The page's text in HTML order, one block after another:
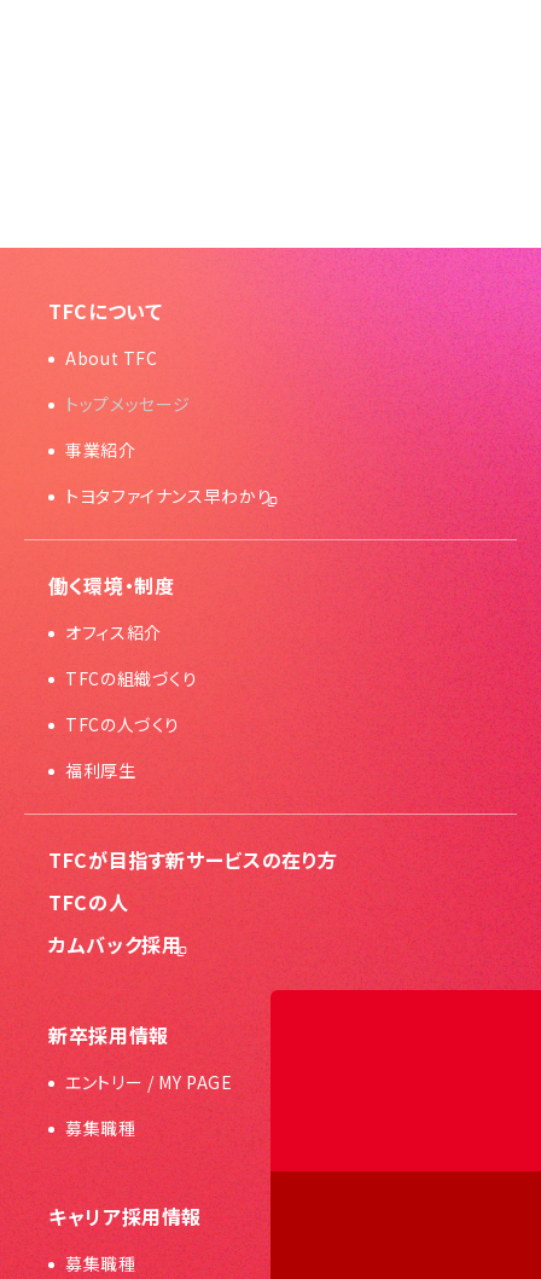
TFCについて
About TFC
トップメッセージ
事業紹介
トヨタファイナンス早わかり
働く環境・制度
オフィス紹介
TFCの組織づくり
TFCの人づくり
福利厚生
TFCが目指す新サービスの在り方
TFCの人
カムバック採用
新卒採用情報
エントリー / MY PAGE
募集職種
キャリア採用情報
募集職種